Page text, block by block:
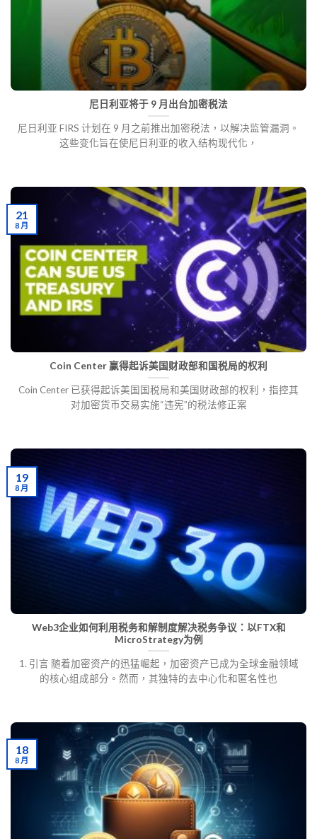
尼日利亚将于 9 月出台加密税法
尼日利亚 FIRS 计划在 9 月之前推出加密税法，以解决监管漏洞。
这些变化旨在使尼日利亚的收入结构现代化，
Coin Center 赢得起诉美国财政部和国税局的权利
Coin Center 已获得起诉美国国税局和美国财政部的权利，指控其
对加密货币交易实施“违宪”的税法修正案
21
8 月
Web3企业如何利用税务和解制度解决税务争议：以FTX和
MicroStrategy为例
1. 引言 随着加密资产的迅猛崛起，加密资产已成为全球金融领域
的核心组成部分。然而，其独特的去中心化和匿名性也
19
8 月
18
8 月